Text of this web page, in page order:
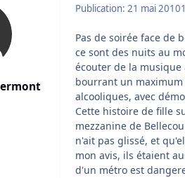
Publication: 21 mai 2010
Pas de soirée face de
ce sont des nuits au
écouter de la musique
bourrant un
alcooliques, avec
Cette histoire de fille
mezzanine de
n'ait pas glissé, et
mon avis, ils étaient
d'un métro est